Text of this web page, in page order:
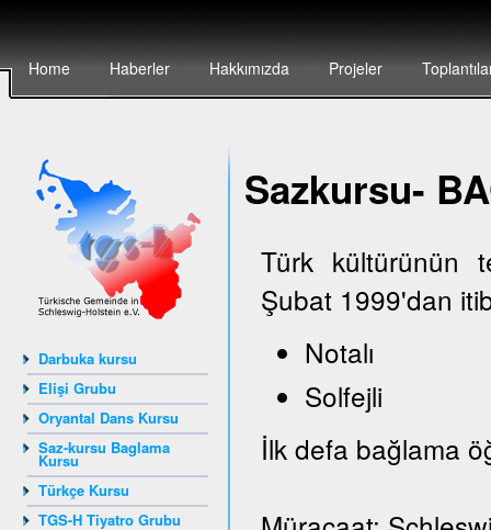
Home Haberler Hakkımızda Projeler
Darbuka kursu
Elişi Grubu
Oryantal Dans Kursu
Saz-kursu Baglama
Kursu
Türkçe Kursu
TGS-H Tiyatro Grubu
Sazkursu-
Türk kültürünün
Şubat 1999'dan
Notalı
Solfejli
İlk defa bağlama